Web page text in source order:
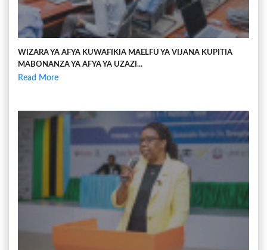
WIZARA YA AFYA KUWAFIKIA MAELFU YA VIJANA KUPITIA
MABONANZA YA AFYA YA UZAZI...
Read More